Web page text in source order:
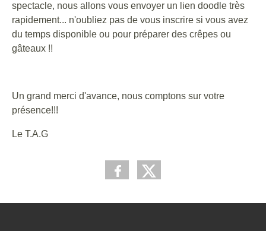
spectacle, nous allons vous envoyer un lien doodle très
rapidement... n'oubliez pas de vous inscrire si vous avez
du temps disponible ou pour préparer des crêpes ou
gâteaux !!
Un grand merci d'avance, nous comptons sur votre
présence!!!
Le T.A.G